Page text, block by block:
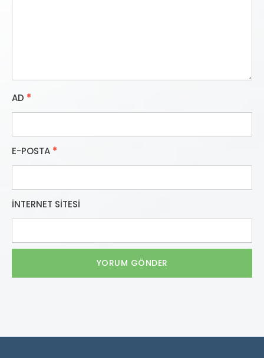
AD *
E-POSTA *
İNTERNET SITESI